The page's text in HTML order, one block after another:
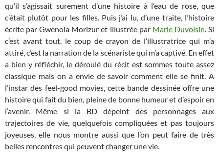
qu’il s’agissait surement d’une histoire à l’eau de rose, que
c’était plutôt pour les filles. Puis j’ai lu, d’une traite, l’histoire
écrite par Gwenola Morizur et illustrée par Marie Duvoisin . Si
c’est avant tout, le coup de crayon de l’illustratrice qui m’a
attiré, c’est la narration de la scénariste qui m’a captivé. En effet
a bien y réfléchir, le déroulé du récit est sommes toute assez
classique mais on a envie de savoir comment elle se finit. A
l’instar des feel-good movies, cette bande dessinée offre une
histoire qui fait du bien, pleine de bonne humeur et d’espoir en
l’avenir. Même si la BD dépeint des personnages aux
trajectoires de vie, quelquefois compliquées et pas toujours
joyeuses, elle nous montre aussi que l’on peut faire de très
belles rencontres qui peuvent changer une vie.